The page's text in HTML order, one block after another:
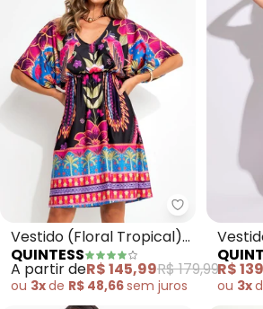
Quintess -
Vestido (Floral Tropical)
em Malha Fria
QUINTESS
A partir deR$ 145,99R$ 179,99
ou 3xde R$ 48,66sem juros
R$
ou 3x